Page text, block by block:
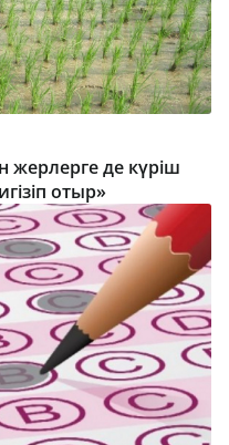
жерлерге де күріш
отыр»